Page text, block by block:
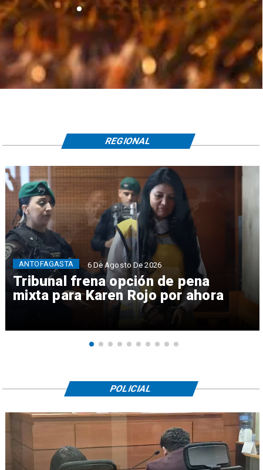
Tribunal frena opción de pena
mixta para Karen Rojo por ahora
ANTOFAGASTA 6 De Agosto De 2026
REGIONAL
POLICIAL